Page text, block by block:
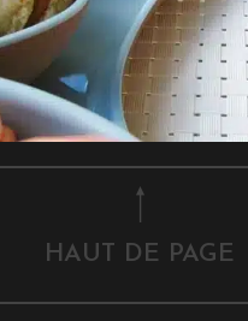
HAUT DE PAGE